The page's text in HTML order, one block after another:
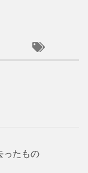
ったもの